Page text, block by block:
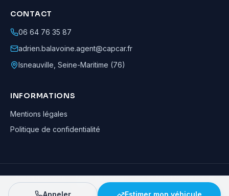
CONTACT
06 64 76 35 87
adrien.balavoine.agent@capcar.fr
Isneauville Seine-Maritime (76)
INFORMATIONS
Mentions légales
Politique de confidentialité
Adrien Balavoine—Agent automobile CapCar, Agent formateur· ©
· Tous droits réservés
Appeler Estimer mon véhicule